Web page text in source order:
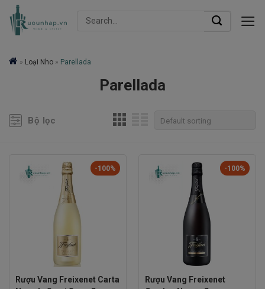
Skip
Search
» Loại Nho » Parellada
Parellada
Bộ lọc
-100%
Rượu Vang Freixenet Carta
-100%
Rượu Vang Freixenet